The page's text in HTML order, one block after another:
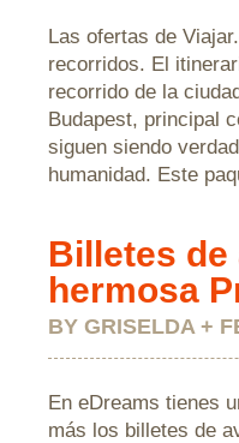
Las ofertas de
recorridos. El
recorrido de la
Budapest, principal
siguen siendo
humanidad. Este
Billetes de
hermosa
BY GRISELDA +
En eDreams tienes
más los billetes de